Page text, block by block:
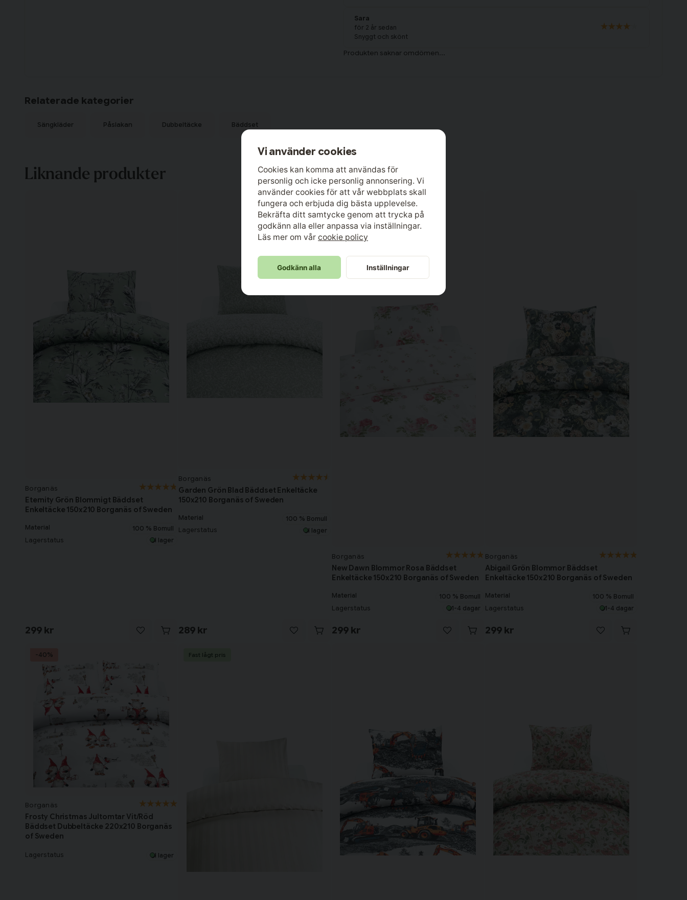
Sara
för 2 år sedan
Snyggt och skönt
Relaterade kategorier
Sängkläder Påslakan Dubbeltäcke Bäddset
Liknande produkter
Borganäs
Eternity Grön Blommigt Bäddset
Enkeltäcke 150x210 Borganäs of Sweden
Material 100 % Bomull
Lagerstatus I lager
299 kr
Borganäs
Garden Grön Blad Bäddset Enkeltäcke
150x210 Borganäs of Sweden
Material 100 % Bomull
Lagerstatus I lager
289 kr
Borganäs
New Dawn Blommor Rosa Bäddset
Enkeltäcke 150x210 Borganäs of Sweden
Material 100 % Bomull
Lagerstatus 1-4 dagar
299 kr
Borganäs
Abigail Grön Blommor Bäddset
Enkeltäcke 150x210 Borganäs of Sweden
Material 100 % Bomull
Lagerstatus 1-4 dagar
299 kr
Borganäs
Frosty Christmas Jultomtar Vit/Röd
Bäddset Dubbeltäcke 220x210 Borganäs
of Sweden
Lagerstatus I lager
-40% Fast lågt pris
Vi använder cookies
Cookies kan komma att användas för
personlig och icke personlig annonsering. Vi
använder cookies för att vår webbplats skall
fungera och erbjuda dig bästa upplevelse.
Bekräfta ditt samtycke genom att trycka på
godkänn alla eller anpassa via inställningar.
Läs mer om vår cookie policy
Godkänn alla Inställningar